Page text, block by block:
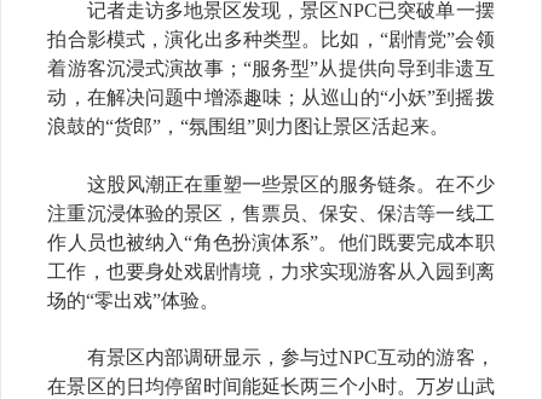
记者走访多地景区发现，景区NPC已突破单一摆
拍合影模式，演化出多种类型。比如，“剧情党”会领
着游客沉浸式演故事；“服务型”从提供向导到非遗互
动，在解决问题中增添趣味；从巡山的“小妖”到摇拨
浪鼓的“货郎”，“氛围组”则力图让景区活起来。
这股风潮正在重塑一些景区的服务链条。在不少
注重沉浸体验的景区，售票员、保安、保洁等一线工
作人员也被纳入“角色扮演体系”。他们既要完成本职
工作，也要身处戏剧情境，力求实现游客从入园到离
场的“零出戏”体验。
有景区内部调研显示，参与过NPC互动的游客，
在景区的日均停留时间能延长两三个小时。万岁山武